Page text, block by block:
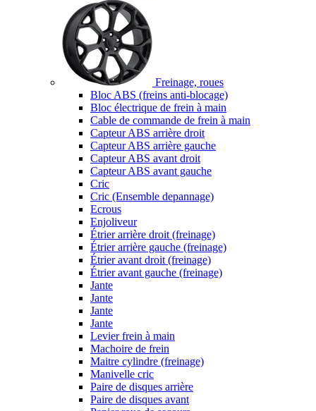
Freinage, roues
Bloc ABS (freins anti-blocage)
Bloc électrique de frein à main
Cable de commande de frein à main
Capteur ABS arrière droit
Capteur ABS arrière gauche
Capteur ABS avant droit
Capteur ABS avant gauche
Cric
Cric (Ensemble depannage)
Ecrous
Enjoliveur
Étrier arrière droit (freinage)
Étrier arrière gauche (freinage)
Étrier avant droit (freinage)
Étrier avant gauche (freinage)
Jante
Jante
Jante
Jante
Levier frein à main
Machoire de frein
Maitre cylindre (freinage)
Manivelle cric
Paire de disques arrière
Paire de disques avant